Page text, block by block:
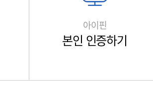
아이핀
본인 인증하기